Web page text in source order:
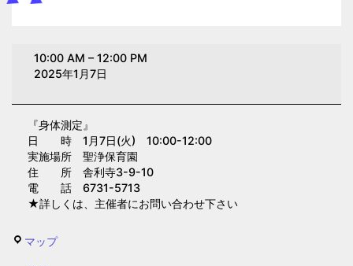
10:00 AM –12:00 PM
2025年1月7日
『身体測定』
日 時 1月7日(火) 10:00-12:00
実施場所 聖浄保育園
住 所 舎利寺3-9-10
電 話 6731-5713
★詳しくは、主催者にお問い合わせ下さい
マップ聖